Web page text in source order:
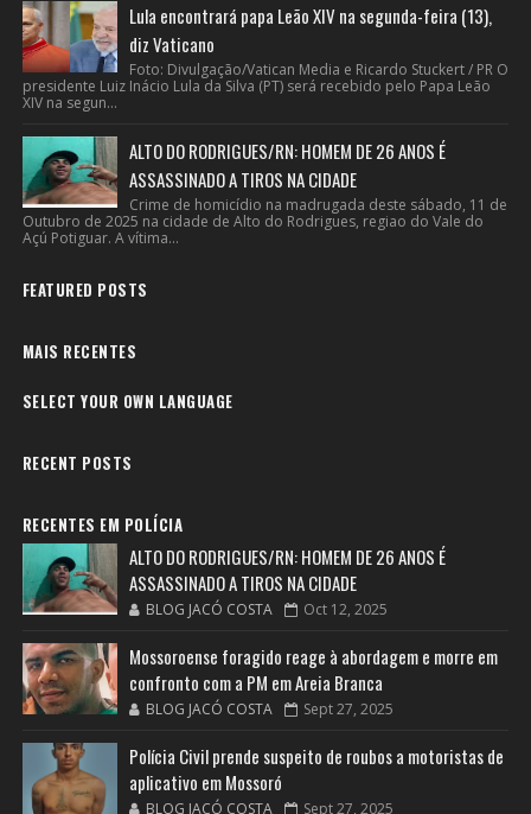
Lula encontrará papa Leão XIV na segunda-feira (13),
diz Vaticano
Foto: Divulgação/Vatican Media e Ricardo Stuckert / PR O
presidente Luiz Inácio Lula da Silva (PT) será recebido pelo Papa Leão
XIV na segun...
ALTO DO RODRIGUES/RN: HOMEM DE 26 ANOS É
ASSASSINADO A TIROS NA CIDADE
Crime de homicídio na madrugada deste sábado, 11 de
Outubro de 2025 na cidade de Alto do Rodrigues, regiao do Vale do
Açú Potiguar. A vítima...
FEATURED POSTS
MAIS RECENTES
SELECT YOUR OWN LANGUAGE
RECENT POSTS
RECENTES EM POLÍCIA
ALTO DO RODRIGUES/RN: HOMEM DE 26 ANOS É
ASSASSINADO A TIROS NA CIDADE
BLOG JACÓ COSTA Oct 12, 2025
Mossoroense foragido reage à abordagem e morre em
confronto com a PM em Areia Branca
BLOG JACÓ COSTA Sept 27, 2025
Polícia Civil prende suspeito de roubos a motoristas de
aplicativo em Mossoró
BLOG JACÓ COSTA Sept 27, 2025